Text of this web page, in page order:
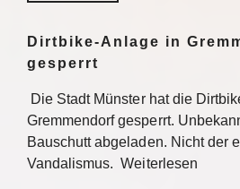
Dirtbike-Anlage in
gesperrt
Die Stadt Münster hat die
Gremmendorf gesperrt.
Bauschutt abgeladen. Nicht der
Vandalismus. Weiterlesen